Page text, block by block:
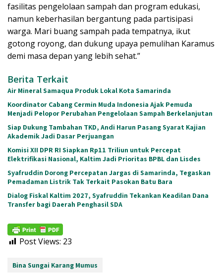
fasilitas pengelolaan sampah dan program edukasi,
namun keberhasilan bergantung pada partisipasi
warga. Mari buang sampah pada tempatnya, ikut
gotong royong, dan dukung upaya pemulihan Karamus
demi masa depan yang lebih sehat.”
Berita Terkait
Air Mineral Samaqua Produk Lokal Kota Samarinda
Koordinator Cabang Cermin Muda Indonesia Ajak Pemuda
Menjadi Pelopor Perubahan Pengelolaan Sampah Berkelanjutan
Siap Dukung Tambahan TKD, Andi Harun Pasang Syarat Kajian
Akademik Jadi Dasar Perjuangan
Komisi XII DPR RI Siapkan Rp11 Triliun untuk Percepat
Elektrifikasi Nasional, Kaltim Jadi Prioritas BPBL dan Lisdes
Syafruddin Dorong Percepatan Jargas di Samarinda, Tegaskan
Pemadaman Listrik Tak Terkait Pasokan Batu Bara
Dialog Fiskal Kaltim 2027, Syafruddin Tekankan Keadilan Dana
Transfer bagi Daerah Penghasil SDA
Post Views: 23
Bina Sungai Karang Mumus